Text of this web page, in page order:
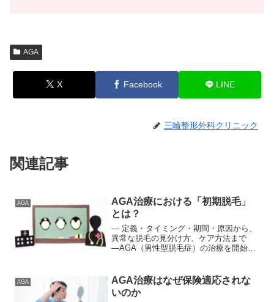
AGA
X Facebook LINE
三輪整形外科クリニック
関連記事
AGA
AGA治療における「初期脱毛」
とは？
― 定義・タイミング・期間・原因から、
異常な脱毛の見分け方、ケア方法まで
―AGA（男性型脱毛症）の治療を開始し
なくありません。その多くがいわゆる初
期脱毛と呼ばれる現象...
AGA
AGA治療はなぜ保険適応されな
いのか